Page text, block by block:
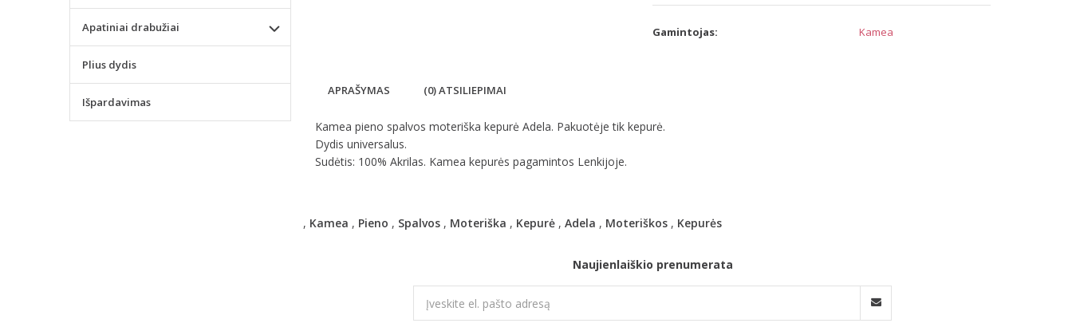
Gamintojas: Kamea
APRAŠYMAS (0) ATSILIEPIMAI
Kamea pieno spalvos moteriška kepurė Adela. Pakuotėje tik kepurė.
Dydis universalus.
Sudėtis: 100% Akrilas. Kamea kepurės pagamintos Lenkijoje.
, Kamea , Pieno , Spalvos, Moteriška , Kepurė, Adela , Moteriškos, Kepurės
Naujienlaiškio prenumerata
Apatiniai drabužiai
Plius dydis
Išpardavimas